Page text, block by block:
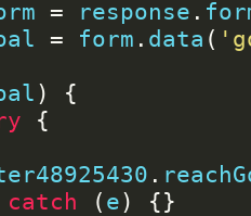
= response .
= form . data (
)
{
{
.
catch ( e)
{}